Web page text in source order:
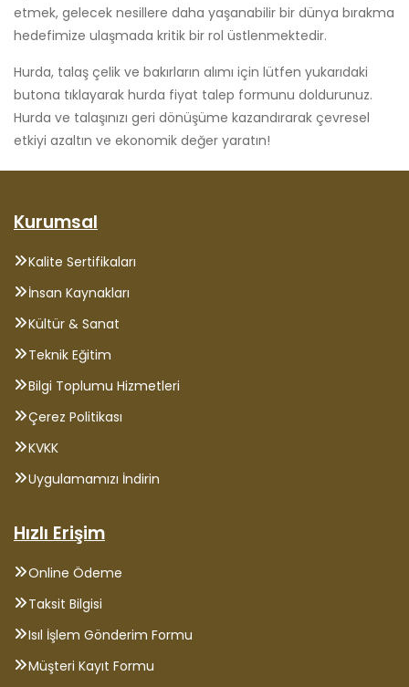
etmek, gelecek nesillere daha yaşanabilir bir dünya bırakma
hedefimize ulaşmada kritik bir rol üstlenmektedir.
Hurda, talaş çelik ve bakırların alımı için lütfen yukarıdaki
butona tıklayarak hurda fiyat talep formunu doldurunuz.
Hurda ve talaşınızı geri dönüşüme kazandırarak çevresel
etkiyi azaltın ve ekonomik değer yaratın!
Kurumsal
Kalite Sertifikaları
İnsan Kaynakları
Kültür & Sanat
Teknik Eğitim
Bilgi Toplumu Hizmetleri
Çerez Politikası
KVKK
Uygulamamızı İndirin
Hızlı Erişim
Online Ödeme
Taksit Bilgisi
Isıl İşlem Gönderim Formu
Müşteri Kayıt Formu